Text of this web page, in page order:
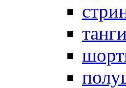
танги